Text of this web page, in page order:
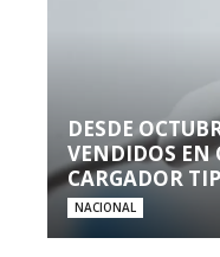
DESDE
VENDIDOS EN
CARGADOR
NACIONAL